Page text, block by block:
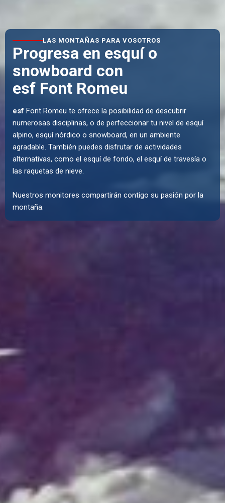
LAS MONTAÑAS PARA VOSOTROS
Progresa en esquí o
snowboard con
esf Font Romeu
esf Font Romeu te ofrece la posibilidad de descubrir
numerosas disciplinas, o de perfeccionar tu nivel de esquí
alpino, esquí nórdico o snowboard, en un ambiente
agradable. También puedes disfrutar de actividades
alternativas, como el esquí de fondo, el esquí de travesía o
las raquetas de nieve.
Nuestros monitores compartirán contigo su pasión por la
montaña.